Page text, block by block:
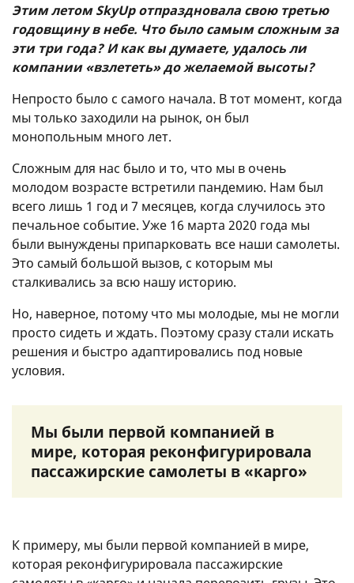
Этим летом SkyUp отпраздновала свою третью
годовщину в небе. Что было самым сложным за
эти три года? И как вы думаете, удалось ли
компании «взлететь» до желаемой высоты?
Непросто было с самого начала. В тот момент, когда
мы только заходили на рынок, он был
монопольным много лет.
Сложным для нас было и то, что мы в очень
молодом возрасте встретили пандемию. Нам был
всего лишь 1 год и 7 месяцев, когда случилось это
печальное событие. Уже 16 марта 2020 года мы
были вынуждены припарковать все наши самолеты.
Это самый большой вызов, с которым мы
сталкивались за всю нашу историю.
Но, наверное, потому что мы молодые, мы не могли
просто сидеть и ждать. Поэтому сразу стали искать
решения и быстро адаптировались под новые
условия.
Мы были первой компанией в
мире, которая реконфигурировала
пассажирские самолеты в «карго»
К примеру, мы были первой компанией в мире,
которая реконфигурировала пассажирские